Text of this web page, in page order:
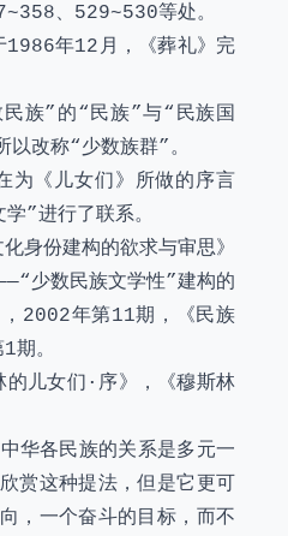
、529~530等处。
年12月，《葬礼》完
族”的“民族”与“民族国
改称“少数族群”。
《儿女们》所做的序言
”进行了联系。
身份建构的欲求与审思》
少数民族文学性”建构的
2002年第11期，《民族
期。
儿女们·序》，《穆斯林
华各民族的关系是多元一
赏这种提法，但是它更可
，一个奋斗的目标，而不